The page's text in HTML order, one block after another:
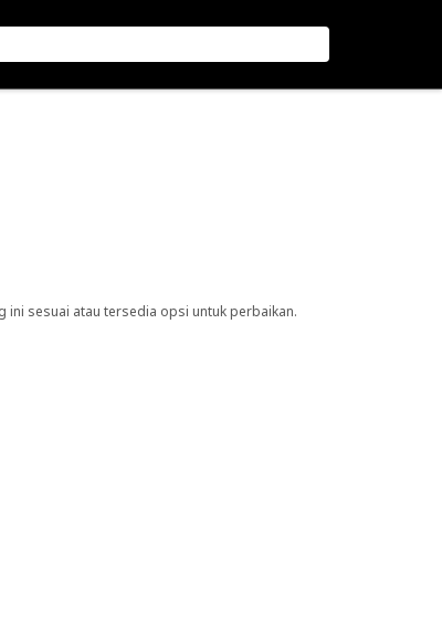
ini sesuai atau tersedia opsi untuk perbaikan.